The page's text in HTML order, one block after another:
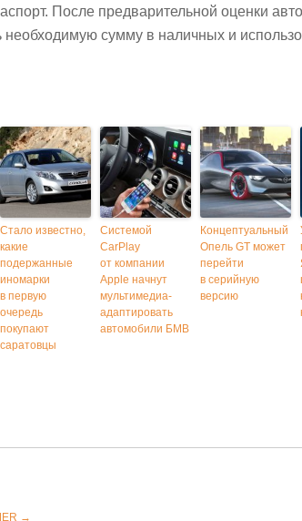
После предварительной оценки
необходимую сумму в наличных и
Стало известно,
какие
подержанные
иномарки
в первую
очередь
покупают
саратовцы
Системой
CarPlay
от компании
Apple начнут
мультимедиа-
адаптировать
автомобили БМВ
Концептуальный
Опель GT может
перейти
в серийную
версию
→